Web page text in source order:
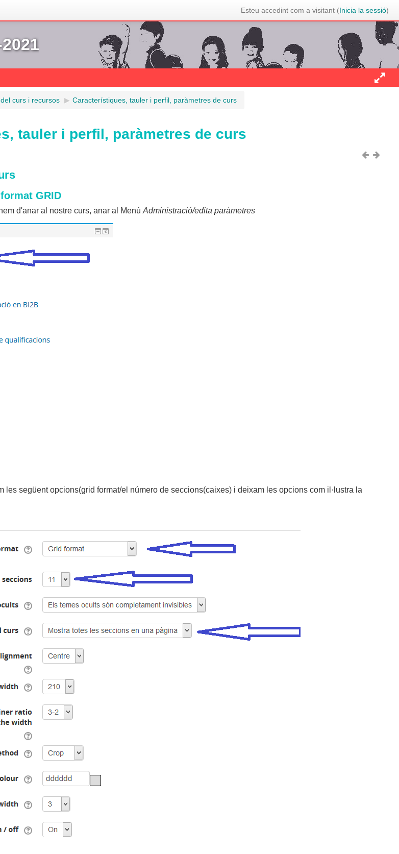
Esteu accedint com a visitant (Inicia la sessió)
curs i recursos ▶︎ Característiques, tauler i perfil, paràmetres de curs
tauler i perfil, paràmetres de curs
GRID
d'anar al nostre curs, anar al MenúAdministració/edita paràmetres
les següent opcions(grid format/el número de seccions(caixes) i deixam les opcions com il·lustra la